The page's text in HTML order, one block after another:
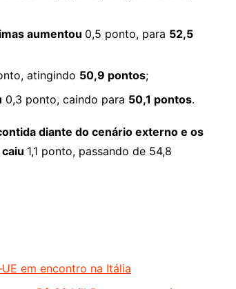
aumentou 0,5 ponto, para 52,5
atingindo 50,9 pontos;
0,3 ponto, caindo para 50,1 pontos.
diante do cenário externo e os
1,1 ponto, passando de 54,8
em encontro na Itália